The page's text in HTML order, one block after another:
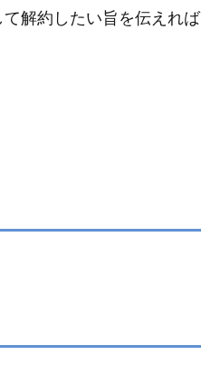
て解約したい旨を伝えれば